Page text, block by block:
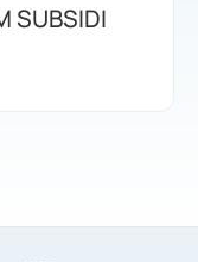
SUBSIDI